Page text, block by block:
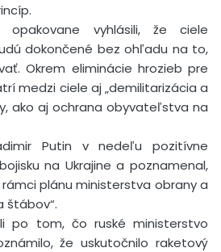
opakovane vyhlásili, že ciele
dokončené bez ohľadu na to,
Okrem eliminácie hrozieb pre
medzi ciele aj „demilitarizácia a
ako aj ochrana obyvateľstva na
Putin v nedeľu pozitívne
na Ukrajine a poznamenal,
rámci plánu ministerstva obrany a
štábov“.
po tom, čo ruské ministerstvo
že uskutočnilo raketový